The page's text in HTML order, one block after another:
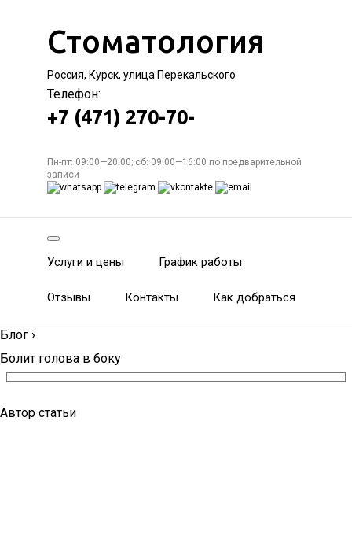
Стоматология
Россия, Курск, улица Перекальского
Телефон:
+7 (471) 270-70-
Пн-пт: 09:00—20:00; сб: 09:00—16:00 по предварительной
записи
Услуги и цены График работы
Отзывы Контакты Как добраться
Блог ›
Болит голова в боку
Автор статьи